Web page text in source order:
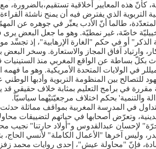
كأنّ هذه المعايير أخلاقية تستقيم،بالضرورة، مع
التربوية الذي يفترض فيه أن يمنح ناشئة
طالما أنّ الأدب يعبِّر في جوهره عن
خاصّة، غير نمطيّة. وهو ما جعل البعض يرى
أو في حكم "الغارة الإرهابية"، إذ تجسِّد
وارتياد آفاق المجاز والاستعارة. وسخر
بساطة عن الواقع المغربي منذ الستينيات
الولايات المتحدة الأمريكية. وهو ما فهمه
بين المنظومة التربوية وأدبها
في برامج التعليم بمثابة خلاف حقيقي قد
والتنمية' بحكم اختلاف مرجعيّتيْهما سياسيّاً.
في المدرسة المغربية بمواقف مماثلة
وتعرّض أصحابها في حياتهم لتضييقات
لإحسان عبدالقدوس و"أولاد حارتنا"
وليس آخرها "الأعمال الكاملة" لأنسي
فإنّ "محاولة عيش"، إحدى روايات محمد